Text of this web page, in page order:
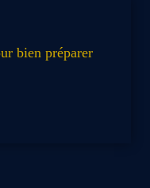
bien préparer